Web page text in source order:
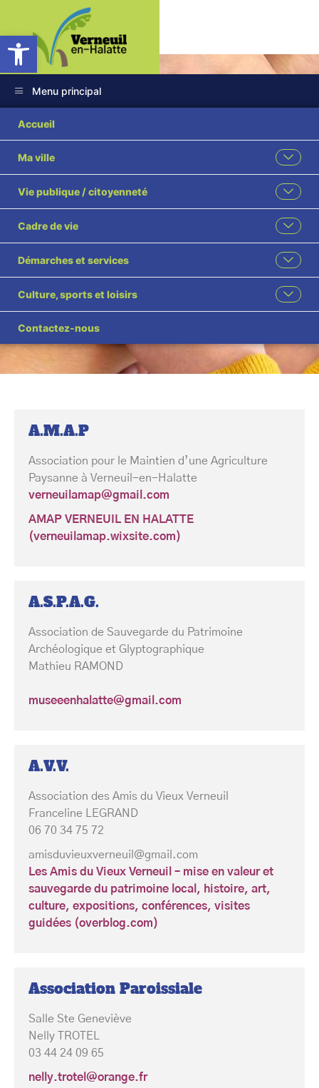
Ouvrir la barre d’outils
Menu principal
Accueil
Ma ville
Vie publique / citoyenneté
Cadre de vie
Démarches et services
Culture, sports et loisirs
Contactez-nous
Associations
culturelles et
familiales
Accueil
Associations
Associations culturelles et familiales
A.M.A.P
Association pour le Maintien d’une Agriculture
Paysanne à Verneuil-en-Halatte
verneuilamap@gmail.com
AMAP VERNEUIL EN HALATTE
(verneuilamap.wixsite.com)
A.S.P.A.G.
Association de Sauvegarde du Patrimoine
Archéologique et Glyptographique
Mathieu RAMOND
museeenhalatte@gmail.com
A.V.V.
Association des Amis du Vieux Verneuil
Franceline LEGRAND
06 70 34 75 72
amisduvieuxverneuil@gmail.com
Les Amis du Vieux Verneuil – mise en valeur et
sauvegarde du patrimoine local, histoire, art,
culture, expositions, conférences, visites
guidées (overblog.com)
Association Paroissiale
Salle Ste Geneviève
Nelly TROTEL
03 44 24 09 65
nelly.trotel@orange.fr